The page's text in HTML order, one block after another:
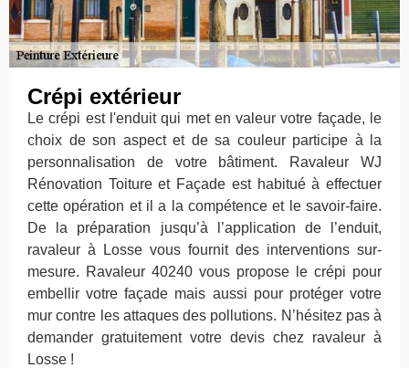
Crépi extérieur
Le crépi est l'enduit qui met en valeur votre façade, le
choix de son aspect et de sa couleur participe à la
personnalisation de votre bâtiment. Ravaleur WJ
Rénovation Toiture et Façade est habitué à effectuer
cette opération et il a la compétence et le savoir-faire.
De la préparation jusqu’à l’application de l’enduit,
ravaleur à Losse vous fournit des interventions sur-
mesure. Ravaleur 40240 vous propose le crépi pour
embellir votre façade mais aussi pour protéger votre
mur contre les attaques des pollutions. N’hésitez pas à
demander gratuitement votre devis chez ravaleur à
Losse !